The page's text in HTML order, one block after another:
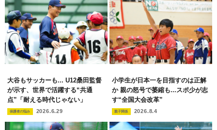
大谷もサッカーも... U12桑田監督
が示す、世界で活躍する“共通
点”「耐える時代じゃない」
保護者の悩み 2026.6.29
小学生が日本一を目指すのは正解
か 親の怒号で萎縮も...スポ少が志
す“全国大会改革”
親子関係 2026.8.4